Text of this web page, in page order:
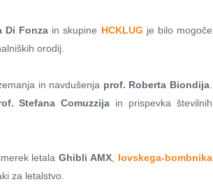
Di Fonza in skupine HCKLUG je bilo mogoče
orodij.
in navdušenja prof. Roberta Biondija
Stefana Comuzzija in prispevka številnih
letalaGhibli AMX
lovskega-bombnika
za letalstvo.